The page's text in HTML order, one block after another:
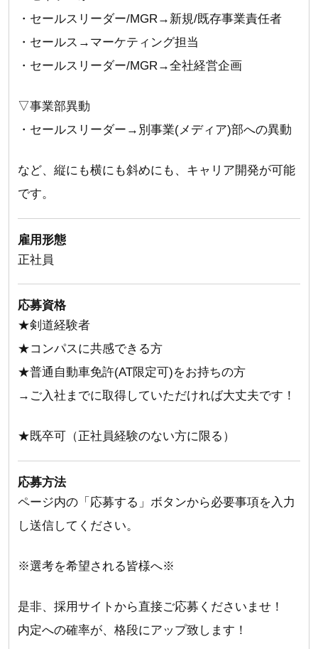
・セールスリーダー/MGR→新規/既存事業責任者
・セールス→マーケティング担当
・セールスリーダー/MGR→全社経営企画
▽事業部異動
・セールスリーダー→別事業(メディア)部への異動
など、縦にも横にも斜めにも、キャリア開発が可能
です。
雇用形態
正社員
応募資格
★剣道経験者
★コンパスに共感できる方
★普通自動車免許(AT限定可)をお持ちの方
→ご入社までに取得していただければ大丈夫です！
★既卒可（正社員経験のない方に限る）
応募方法
ページ内の「応募する」ボタンから必要事項を入力
し送信してください。
※選考を希望される皆様へ※
是非、採用サイトから直接ご応募くださいませ！
内定への確率が、格段にアップ致します！